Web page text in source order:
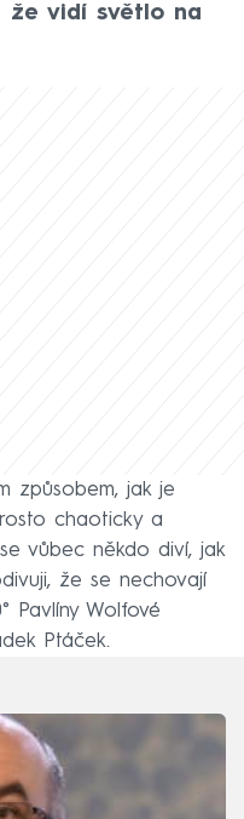
že vidí světlo na
způsobem, jak je
chaoticky a
vůbec někdo diví, jak
že se nechovají
Pavlíny Wolfové
Ptáček.